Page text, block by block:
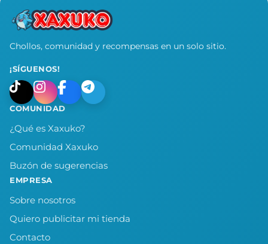
Chollos, comunidad y recompensas en un solo sitio.
¡SÍGUENOS!
COMUNIDAD
¿Qué es Xaxuko?
Comunidad Xaxuko
Buzón de sugerencias
EMPRESA
Sobre nosotros
Quiero publicitar mi tienda
Contacto